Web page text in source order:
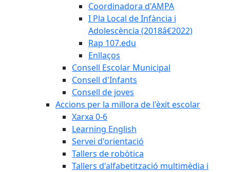
Coordinadora d'AMPA
I Pla Local de Infància i
Adolescència (2018â€2022)
Rap 107.edu
Enllaços
Consell Escolar Municipal
Consell d'Infants
Consell de joves
Accions per la millora de l'èxit escolar
Xarxa 0-6
Learning English
Servei d'orientació
Tallers de robòtica
Tallers d'alfabetització multimèdia i